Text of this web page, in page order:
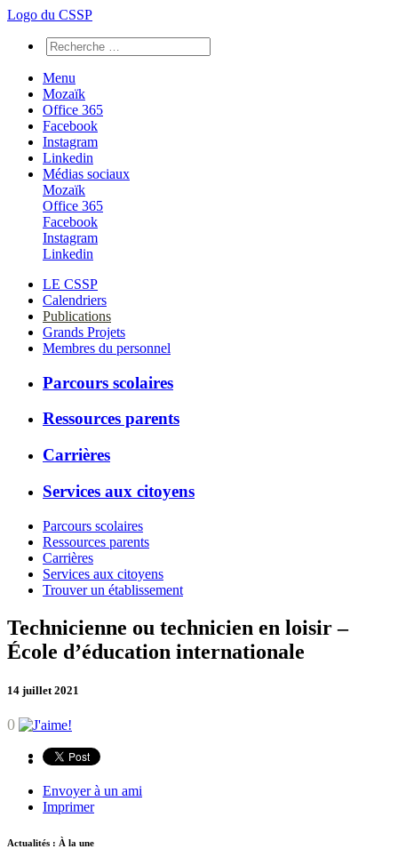
Logo du CSSP
Menu
Mozaïk
Office 365
Facebook
Instagram
Linkedin
Médias sociaux
Mozaïk
Office 365
Facebook
Instagram
Linkedin
LE CSSP
Calendriers
Publications
Grands Projets
Membres du personnel
Parcours scolaires
Ressources parents
Carrières
Services aux citoyens
Parcours scolaires
Ressources parents
Carrières
Services aux citoyens
Trouver un établissement
Technicienne ou technicien en loisir –
École d’éducation internationale
14 juillet 2021
0
Envoyer à un ami
Imprimer
Actualités : À la une